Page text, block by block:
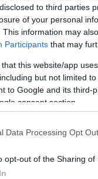
to third parties
of your personal
This information may
Participants that may
that this website/app
but not limited
to Google and its third-
consent section.
Data Processing Opt
opt-out of the Sharing of
Ο καιρός
Κανονικός
βοριάδες και
θερμοκρασίας